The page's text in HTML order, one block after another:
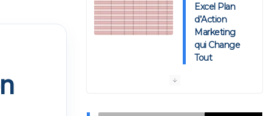
Excel Plan
d’Action
Marketing
qui Change
Tout
Driven pour Restaurant : Modèle